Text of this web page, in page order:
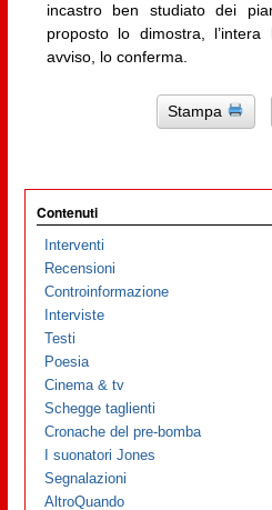
incastro ben studiato dei
proposto lo dimostra,
avviso, lo conferma.
Stampa
Contenuti
Interventi
Recensioni
Controinformazione
Interviste
Testi
Poesia
Cinema & tv
Schegge taglienti
Cronache del pre-bomba
I suonatori Jones
Segnalazioni
AltroQuando